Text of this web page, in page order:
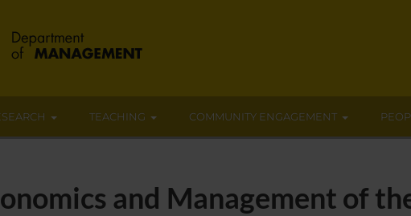
TEACHING COMMUNITY ENGAGEMENT
and Management of